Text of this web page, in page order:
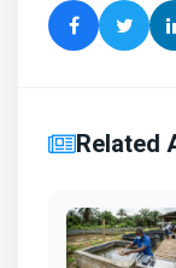
Related